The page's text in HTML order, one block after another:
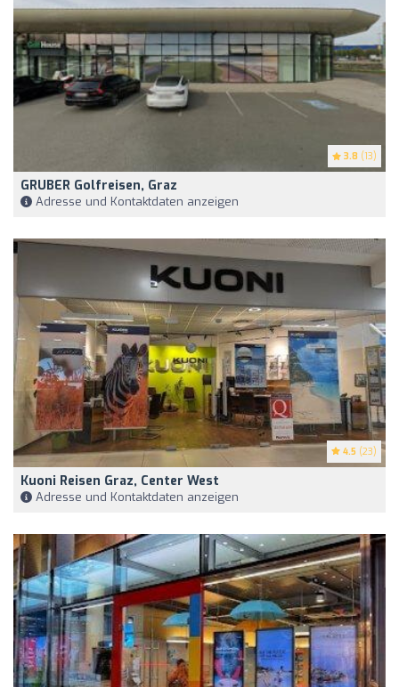
3.8 (13)
GRUBER Golfreisen, Graz
Adresse und Kontaktdaten anzeigen
4.5 (23)
Kuoni Reisen Graz, Center West
Adresse und Kontaktdaten anzeigen